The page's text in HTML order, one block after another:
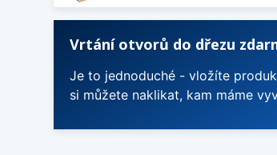
Vrtání otvorů do dřezu
Je to jednoduché - vložíte
si můžete naklikat, kam máme